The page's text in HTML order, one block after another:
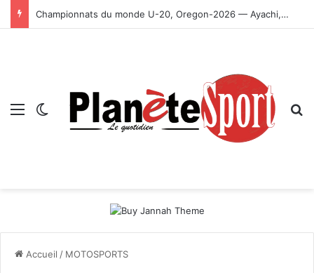
Championnats du monde U-20, Oregon-2026 — Ayachi, Dissa, Touahria et Ghezali en finale
Menu Switch skin
Accueil / MOTOSPORTS